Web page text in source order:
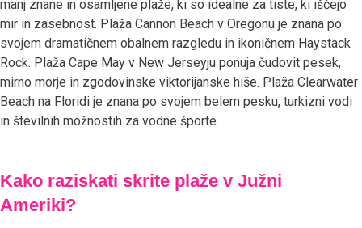
manj znane in osamljene plaže, ki so idealne za tiste, ki iščejo
mir in zasebnost. Plaža Cannon Beach v Oregonu je znana po
svojem dramatičnem obalnem razgledu in ikoničnem Haystack
Rock. Plaža Cape May v New Jerseyju ponuja čudovit pesek,
mirno morje in zgodovinske viktorijanske hiše. Plaža Clearwater
Beach na Floridi je znana po svojem belem pesku, turkizni vodi
in številnih možnostih za vodne športe.
Kako raziskati skrite plaže v Južni
Ameriki?